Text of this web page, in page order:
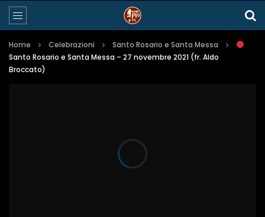
Home Celebrazioni
Santo Rosario e Santa Messa
Santo Rosario e Santa Messa – 27 novembre 2021 (fr. Aldo
Broccato)